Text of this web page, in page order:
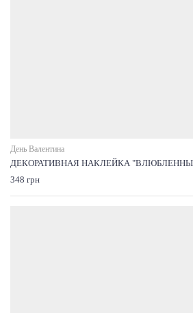
День Валентина
ДЕКОРАТИВНАЯ НАКЛЕЙКА
348 грн